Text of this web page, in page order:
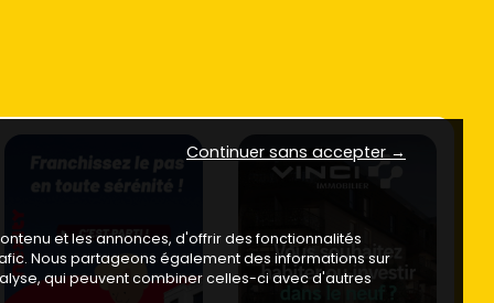
Continuer sans accepter →
et les annonces, d'offrir des fonctionnalités
Nous partageons également des informations sur
qui peuvent combiner celles-ci avec d'autres